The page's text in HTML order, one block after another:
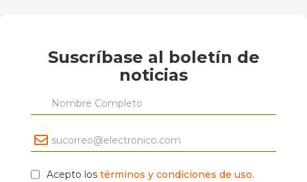
Suscríbase al boletín de
noticias
Acepto los términos y condiciones de uso.